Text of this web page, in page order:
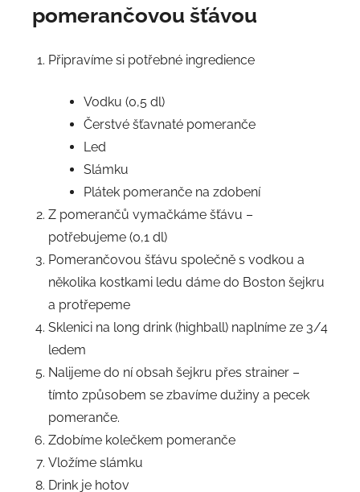
pomerančovou šťávou
Připravíme si potřebné ingredience
Vodku (0,5 dl)
Čerstvé šťavnaté pomeranče
Led
Slámku
Plátek pomeranče na zdobení
Z pomerančů vymačkáme šťávu –
potřebujeme (0,1 dl)
Pomerančovou šťávu společně s vodkou a
několika kostkami ledu dáme do Boston šejkru
a protřepeme
Sklenici na long drink (highball) naplníme ze 3/4
ledem
Nalijeme do ní obsah šejkru přes strainer –
tímto způsobem se zbavíme dužiny a pecek
pomeranče.
Zdobíme kolečkem pomeranče
Vložíme slámku
Drink je hotov